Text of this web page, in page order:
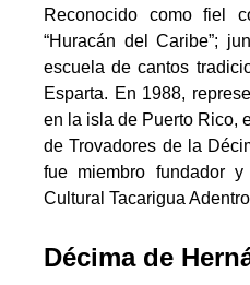
Reconocido como fiel
“Huracán del Caribe”;
escuela de cantos
Esparta. En 1988,
en la isla de Puerto Rico,
de Trovadores de la
fue miembro fundador
Cultural Tacarigua
Décima de